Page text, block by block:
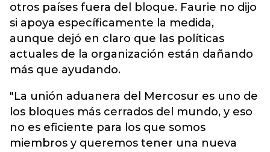
otros países fuera del bloque. Faurie no dijo
si apoya específicamente la medida,
aunque dejó en claro que las políticas
actuales de la organización están dañando
más que ayudando.
"La unión aduanera del Mercosur es uno de
los bloques más cerrados del mundo, y eso
no es eficiente para los que somos
miembros y queremos tener una nueva